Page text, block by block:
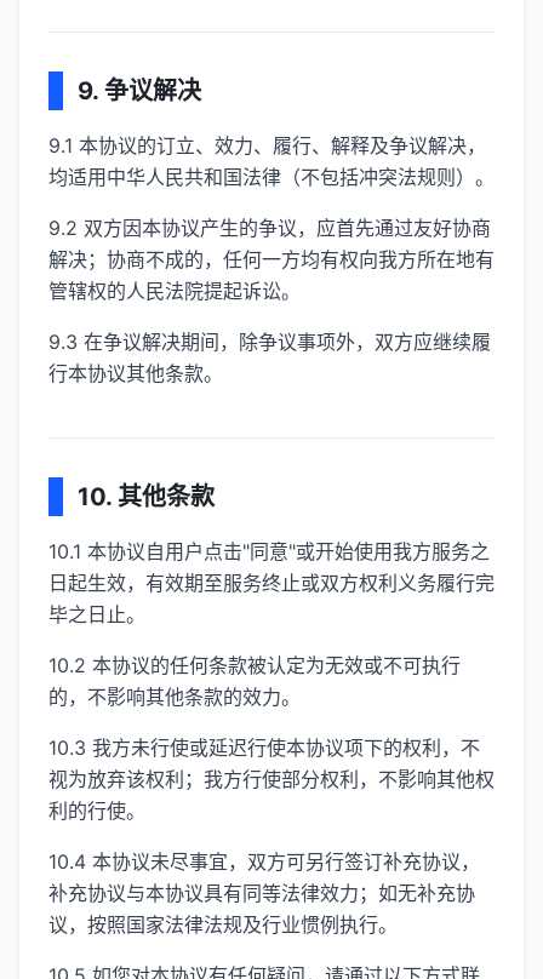
9. 争议解决
9.1 本协议的订立、效力、履行、解释及争议解决，
均适用中华人民共和国法律（不包括冲突法规则）。
9.2 双方因本协议产生的争议，应首先通过友好协商
解决；协商不成的，任何一方均有权向我方所在地有
管辖权的人民法院提起诉讼。
9.3 在争议解决期间，除争议事项外，双方应继续履
行本协议其他条款。
10. 其他条款
10.1 本协议自用户点击"同意"或开始使用我方服务之
日起生效，有效期至服务终止或双方权利义务履行完
毕之日止。
10.2 本协议的任何条款被认定为无效或不可执行
的，不影响其他条款的效力。
10.3 我方未行使或延迟行使本协议项下的权利，不
视为放弃该权利；我方行使部分权利，不影响其他权
利的行使。
10.4 本协议未尽事宜，双方可另行签订补充协议，
补充协议与本协议具有同等法律效力；如无补充协
议，按照国家法律法规及行业惯例执行。